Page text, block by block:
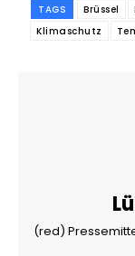
TAGS Brüssel
Klimaschutz
(red)